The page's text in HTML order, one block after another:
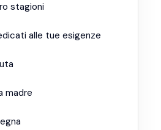
stagioni
alle tue esigenze
madre